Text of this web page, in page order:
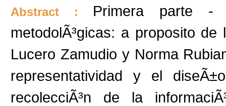
Abstract : Primera parte -
metodolÃ³gicas: a proposito
Lucero Zamudio y Norma
representatividad y el
recolecciÃ³n de la